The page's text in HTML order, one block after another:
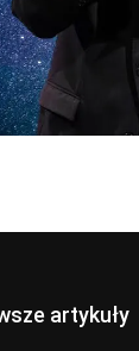
artykuły